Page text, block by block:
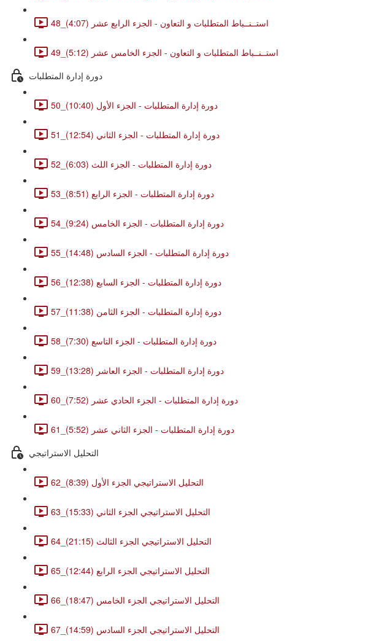
48_استــنــباط المتطلبات و التعاون - الجزء الرابع عشر (4:07)
49_استــنــباط المتطلبات و التعاون - الجزء الخامس عشر (5:12)
دورة إدارة المتطلبات
50_دورة إدارة المتطلبات - الجزء الأول (10:40)
51_دورة إدارة المتطلبات - الجزء الثاني (12:54)
52_دورة إدارة المتطلبات - الجزء اللث (6:03)
53_دورة إدارة المتطلبات - الجزء الرابع (8:51)
54_دورة إدارة المتطلبات - الجزء الخامس (9:24)
55_دورة إدارة المتطلبات - الجزء السادس (14:48)
56_دورة إدارة المتطلبات - الجزء السابع (12:38)
57_دورة إدارة المتطلبات - الجزء الثامن (11:38)
58_دورة إدارة المتطلبات - الجزء التاسع (7:30)
59_دورة إدارة المتطلبات - الجزء العاشر (13:28)
60_دورة إدارة المتطلبات - الجزء الحادي عشر (7:52)
61_دورة إدارة المتطلبات - الجزء الثاني عشر (5:52)
التحليل الاستراتيجي
62_التحليل الاستراتيجي الجزء الأول (8:39)
63_التحليل الاستراتيجي الجزء الثاني (15:33)
64_التحليل الاستراتيجي الجزء الثالث (21:15)
65_التحليل الاستراتيجي الجزء الرابع (12:44)
66_التحليل الاستراتيجي الجزء الخامس (18:47)
67_التحليل الاستراتيجي الجزء السادس (14:59)